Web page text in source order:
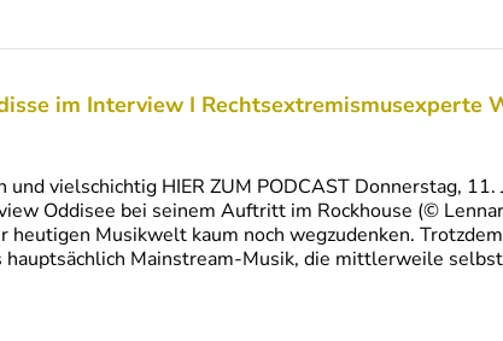
im Interview I Rechtsextremismusexperte
und vielschichtig HIER ZUM PODCAST Donnerstag,
Oddisee bei seinem Auftritt im Rockhouse (©
heutigen Musikwelt kaum noch wegzudenken.
hauptsächlich Mainstream-Musik, die mittlerweile